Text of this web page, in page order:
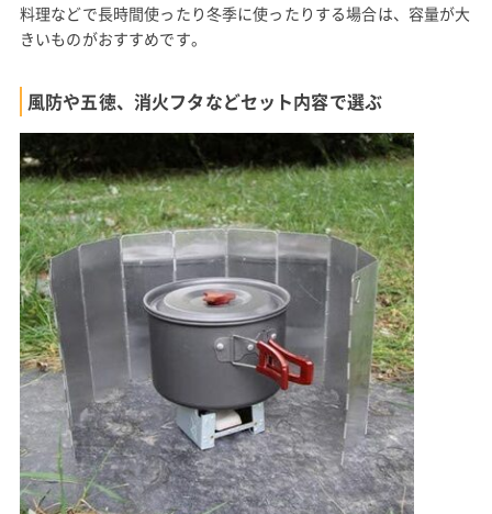
料理などで長時間使ったり冬季に使ったりする場合は、容量が大
きいものがおすすめです。
風防や五徳、消火フタなどセット内容で選ぶ